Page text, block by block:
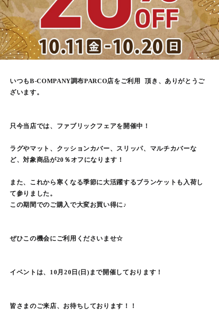
いつもB-COMPANY調布PARCO店をご利用 頂き、ありがとうご
ざいます。
只今当店では、ファブリックフェアを開催中！
ラグやマット、クッションカバー、スリッパ、マルチカバーな
ど、対象商品が20％オフになります！
また、これから寒くなる季節に大活躍するブランケットも入荷し
て参りました。
この期間でのご購入で大変お買い得に♪
ぜひこの機会にご利用くださいませ☆
イベントは、10月20日(日)まで開催しております！
皆さまのご来店、お待ちしております！！